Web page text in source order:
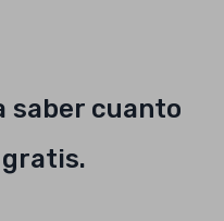
saber cuanto